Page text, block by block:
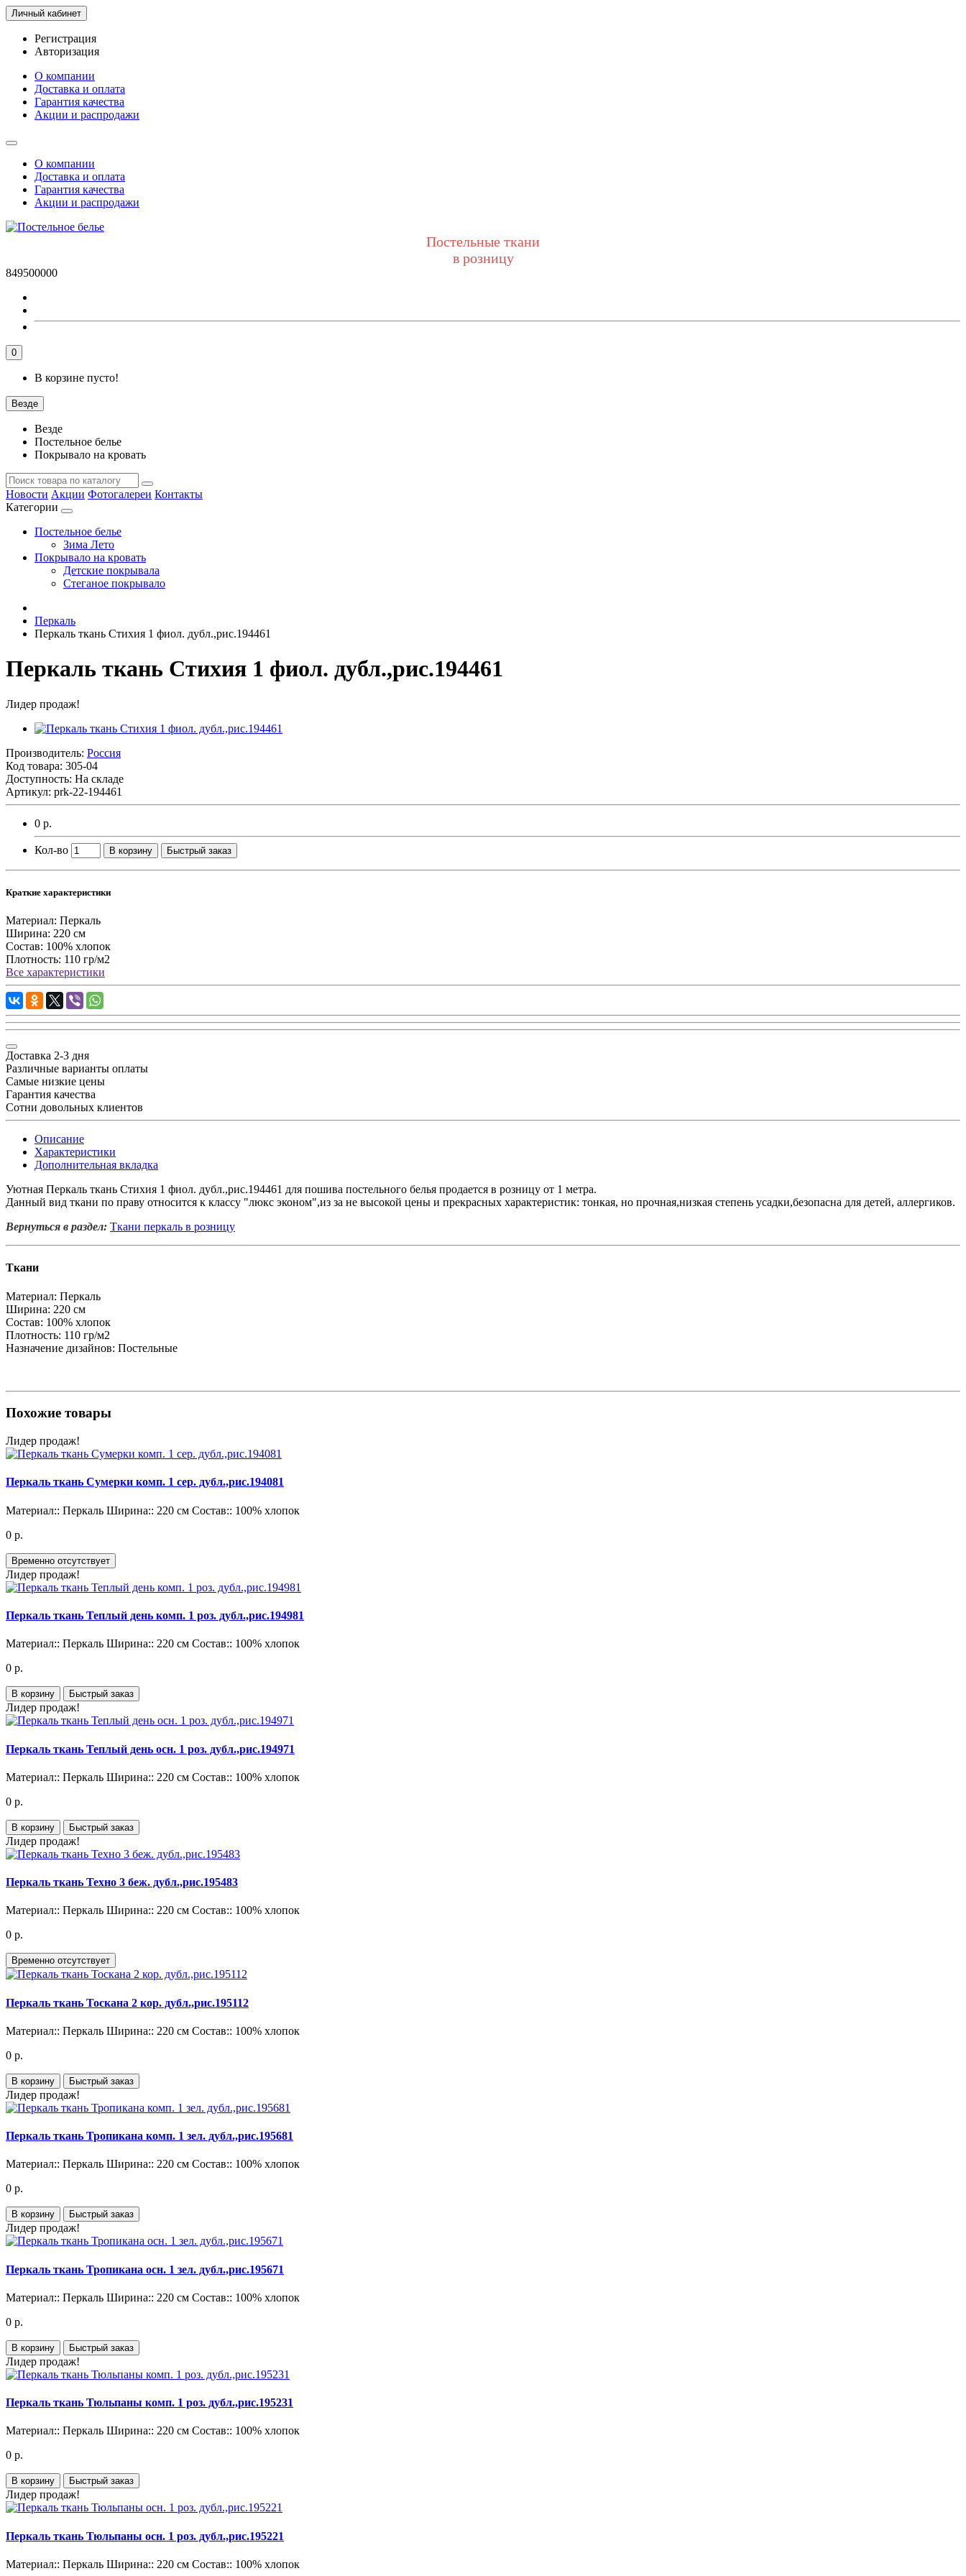
Личный кабинет
Регистрация
Авторизация
О компании
Доставка и оплата
Гарантия качества
Акции и распродажи
О компании
Доставка и оплата
Гарантия качества
Акции и распродажи
Постельные ткани
в розницу
849500000
0
В корзине пусто!
Везде
Везде
Постельное белье
Покрывало на кровать
Новости Акции Фотогалереи Контакты
Категории
Постельное белье
Зима Лето
Покрывало на кровать
Детские покрывала
Стеганое покрывало
Перкаль
Перкаль ткань Стихия 1 фиол. дубл.,рис.194461
Перкаль ткань Стихия 1 фиол. дубл.,рис.194461
Лидер продаж!
Производитель: Россия
Код товара: 305-04
Доступность: На складе
Артикул: prk-22-194461
0 р.
Кол-во В корзину Быстрый заказ
Краткие характеристики
Материал: Перкаль
Ширина: 220 см
Состав: 100% хлопок
Плотность: 110 гр/м2
Все характеристики
Доставка 2-3 дня
Различные варианты оплаты
Самые низкие цены
Гарантия качества
Сотни довольных клиентов
Описание
Характеристики
Дополнительная вкладка
Уютная Перкаль ткань Стихия 1 фиол. дубл.,рис.194461 для пошива постельного белья продается в розницу от 1 метра.
Данный вид ткани по праву относится к классу "люкс эконом",из за не высокой цены и прекрасных характеристик: тонкая, но прочная,низкая степень усадки,безопасна для детей, аллергиков.
Вернуться в раздел: Ткани перкаль в розницу
Ткани
Материал: Перкаль
Ширина: 220 см
Состав: 100% хлопок
Плотность: 110 гр/м2
Назначение дизайнов: Постельные
Похожие товары
Лидер продаж!
Перкаль ткань Сумерки комп. 1 сер. дубл.,рис.194081
Материал:: Перкаль Ширина:: 220 см Состав:: 100% хлопок
0 р.
Временно отсутствует
Лидер продаж!
Перкаль ткань Теплый день комп. 1 роз. дубл.,рис.194981
Материал:: Перкаль Ширина:: 220 см Состав:: 100% хлопок
0 р.
В корзину Быстрый заказ
Лидер продаж!
Перкаль ткань Теплый день осн. 1 роз. дубл.,рис.194971
Материал:: Перкаль Ширина:: 220 см Состав:: 100% хлопок
0 р.
В корзину Быстрый заказ
Лидер продаж!
Перкаль ткань Техно 3 беж. дубл.,рис.195483
Материал:: Перкаль Ширина:: 220 см Состав:: 100% хлопок
0 р.
Временно отсутствует
Перкаль ткань Тоскана 2 кор. дубл.,рис.195112
Материал:: Перкаль Ширина:: 220 см Состав:: 100% хлопок
0 р.
В корзину Быстрый заказ
Лидер продаж!
Перкаль ткань Тропикана комп. 1 зел. дубл.,рис.195681
Материал:: Перкаль Ширина:: 220 см Состав:: 100% хлопок
0 р.
В корзину Быстрый заказ
Лидер продаж!
Перкаль ткань Тропикана осн. 1 зел. дубл.,рис.195671
Материал:: Перкаль Ширина:: 220 см Состав:: 100% хлопок
0 р.
В корзину Быстрый заказ
Лидер продаж!
Перкаль ткань Тюльпаны комп. 1 роз. дубл.,рис.195231
Материал:: Перкаль Ширина:: 220 см Состав:: 100% хлопок
0 р.
В корзину Быстрый заказ
Лидер продаж!
Перкаль ткань Тюльпаны осн. 1 роз. дубл.,рис.195221
Материал:: Перкаль Ширина:: 220 см Состав:: 100% хлопок